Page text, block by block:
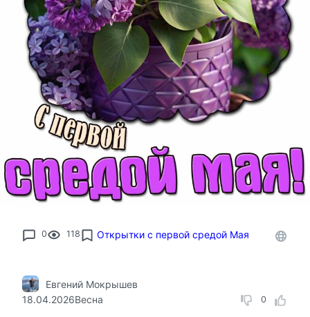
0 118 Открытки с первой средой Мая
0
Евгений Мокрышев
18.04.2026Весна